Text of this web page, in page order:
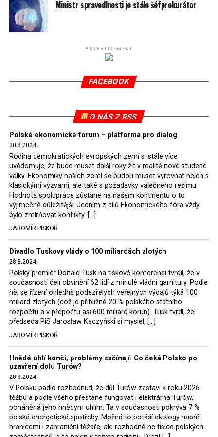
spotřeby.
Připomeňme, že ukončení těžby hnědého uhlí pro
(SDEU) v souvislosti se stížnostmi českých samospráv
verdiktem španělské soudkyně Rosario Silva de Lapureta
tomuto rozhodnutí nevyhověla, proto na žádost
2022, než byl tento případ z důvodu uzavření dohody
Polska s Českou republikou o odstranění příčin sporu o
důl Turów vymazán z rejstříku tribunálu. Celkem si
Polsko nechalo z přiznaných evropských fondů odečíst
asi 70 milionů eur na pokutách a 45 milionů eur
zaplatilo jako odškodnění České republice – ale jak důl,
tak elektrárna nadále fungovaly. Už tehdy zástupci
tehdejší opozice a dnes vládnoucí koalice, jako
místopředseda Občanské platformy (PO) Rafał
Hołownia, přímo řekli, že by se polská vláda měla
tomuto rozhodnutí podřídit.
Rozhodnutí polského ministra spravedlnosti jistě potěší
německé, české a polské ekology, ale i těžaře. Je těžké si
představit, že by o takové věci rozhodoval sám ministr
Bodnar. Musel získat politický souhlas vládnoucí koalice.
Stále jsou totiž platné argumenty Morawieckého vlády,
že důl i elektrárna jsou – kromě zabezpečování cca 7 %
polského energetického mixu – klíčovými podniky, spolu
se svými dceřinými společnostmi zaměstnávají cca pět
tisíc lidí. Navíc s činností dolu a elektrárny nepřímo
souvisí dalších několik desítek tisíc pracovních míst v
regionu. Zelená politika ale opět zvítězila.
Rozhodnutí polského ministra spravedlnosti jistě potěší
Ministr spravedlnosti je stále šéfprokurátor
ADVERTISEMENT
FACEBOOK
O NÁS Z RSS
Polské ekonomické forum – platforma pro dialog
30.8.2024
Rodina demokratických evropských zemí si stále více
uvědomuje, že bude muset další roky žít v realitě nové studené
války. Ekonomiky našich zemí se budou muset vyrovnat nejen s
klasickými výzvami, ale také s požadavky válečného režimu.
Hodnota spolupráce zůstane na našem kontinentu o to
výjimečně důležitější. Jedním z cílů Ekonomického fóra vždy
bylo zmírňovat konflikty. […]
JAROMÍR PISKOŘ
Divadlo Tuskovy vlády o 100 miliardách zlotých
28.8.2024
Polský premiér Donald Tusk na tiskové konferenci tvrdil, že v
současnosti čelí obvinění 62 lidí z minulé vládní garnitury. Podle
něj se řízení ohledně podezřelých veřejných výdajů týká 100
miliard zlotých (což je přibližně 20 % polského státního
rozpočtu a v přepočtu asi 600 miliard korun). Tusk tvrdí, že
předseda PiS Jarosław Kaczyński si myslel, […]
JAROMÍR PISKOŘ
Hnědé uhlí končí, problémy začínají: Co čeká Polsko po
uzavření dolu Turów?
28.8.2024
V Polsku padlo rozhodnutí, že důl Turów zastaví k roku 2026
těžbu a podle všeho přestane fungovat i elektrárna Turów,
poháněná jeho hnědým uhlím. Ta v současnosti pokrývá 7 %
polské energetické spotřeby. Možná to potěší ekology napříč
hranicemi i zahraniční těžaře, ale rozhodně ne tisíce polských